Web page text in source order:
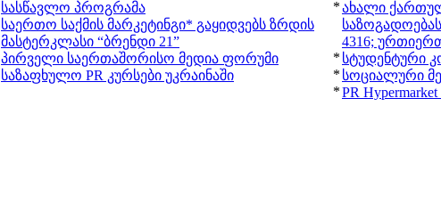
სასწავლო პროგრამა
საერთო საქმის მარკეტინგი* გაყიდვებს ზრდის
მასტერკლასი “ბრენდი 21”
პირველი საერთაშორისო მედია ფორუმი
საზაფხულო PR კურსები უკრაინაში
*ახალი
4316;
* სტუდენტური
* სოციალური
*PR